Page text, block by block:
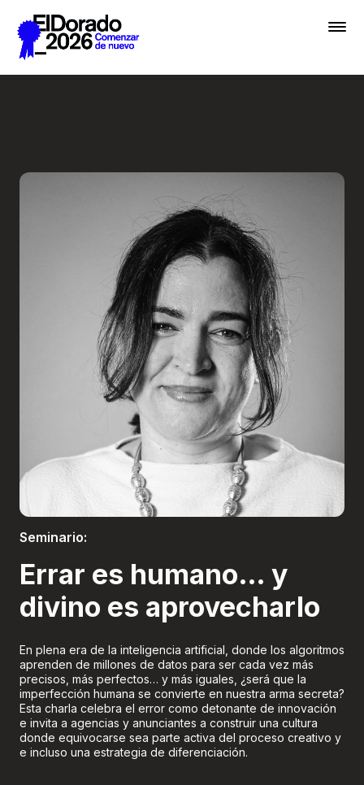
Saltar al contenido principal
Inscribir
Boletería
Seminario:
Errar es humano… y
divino es aprovecharlo
En plena era de la inteligencia artificial, donde los algoritmos
aprenden de millones de datos para ser cada vez más
precisos, más perfectos… y más iguales, ¿será que la
imperfección humana se convierte en nuestra arma secreta?
Esta charla celebra el error como detonante de innovación
e invita a agencias y anunciantes a construir una cultura
donde equivocarse sea parte activa del proceso creativo y
e incluso una estrategia de diferenciación.